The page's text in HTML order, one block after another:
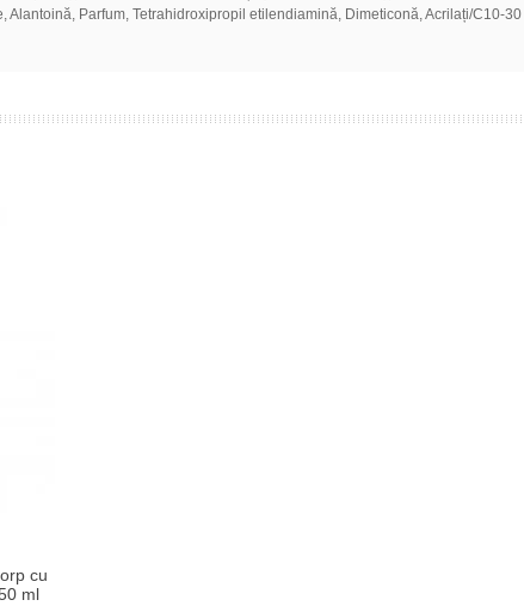
Parfum, Tetrahidroxipropil etilendiamină, Dimeticonă, Acrilați/C10-
cu
ml